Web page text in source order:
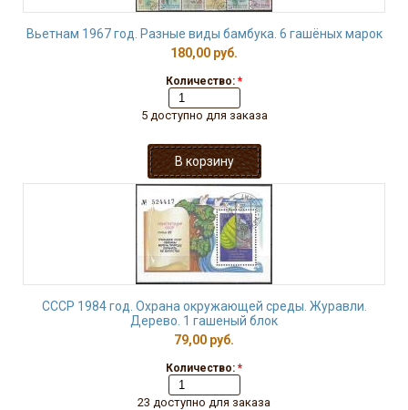
Вьетнам 1967 год. Разные виды бамбука. 6 гашёных марок
180,00 руб.
Количество: *
5 доступно для заказа
СССР 1984 год. Охрана окружающей среды. Журавли.
Дерево. 1 гашеный блок
79,00 руб.
Количество: *
23 доступно для заказа